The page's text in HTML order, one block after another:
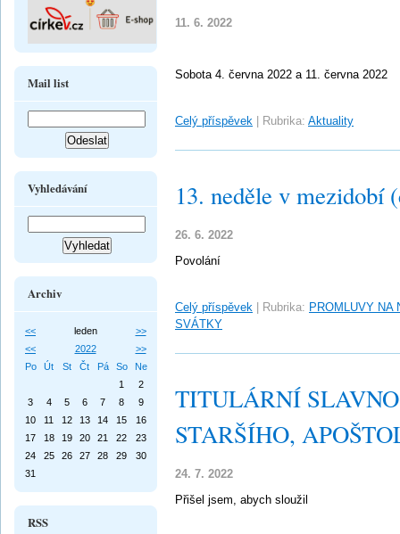
11. 6. 2022
Sobota 4. června 2022 a 11. června 2022
Celý příspěvek Rubrika: Aktuality
13. neděle v mezidobí
26. 6. 2022
Povolání
Celý příspěvek Rubrika: PROMLUVY NA
SVÁTKY
TITULÁRNÍ
STARŠÍHO,
24. 7. 2022
Přišel jsem, abych sloužil
Mail list
Vyhledávání
Archiv
<< leden
>>
<<
2022
>>
Po
Út St Čt Pá So
Ne
1
2
3
4 5 6 7 8
9
10
11 12 13 14 15
16
17
18 19 20 21 22
23
24
25 26 27 28 29
30
31
RSS